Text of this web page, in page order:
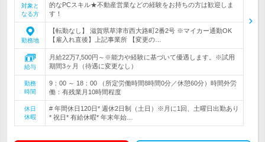
対象と
なる方
的なPCスキル★不動産営業などの経験をお持ちの方は歓迎しま
す！
勤務地
【転勤なし】 滋賀県草津市西大路町2番2号 ※マイカー通勤OK
【雇入れ直後】上記事業所 【変更の…
給与
月給22万7,500円～※能力や経験に基づいて優遇します。※試用
期間3ヶ月（待遇に変更なし）
勤務
時間
9：00 ～ 18：00 （所定労働時間8時間0分／休憩60分）時間外労
働：有残業月10時間程度
休日
休暇
# 年間休日120日* 週休2日制（土日）※月に1回、土曜日出勤あり
* 祝日* 有給休暇* 年末年始…